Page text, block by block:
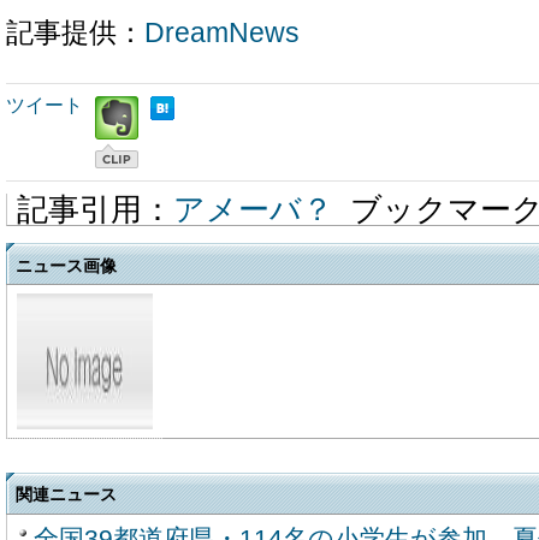
記事提供： DreamNews
ツイート
記事引用： アメーバ？ ブックマー
ニュース画像
関連ニュース